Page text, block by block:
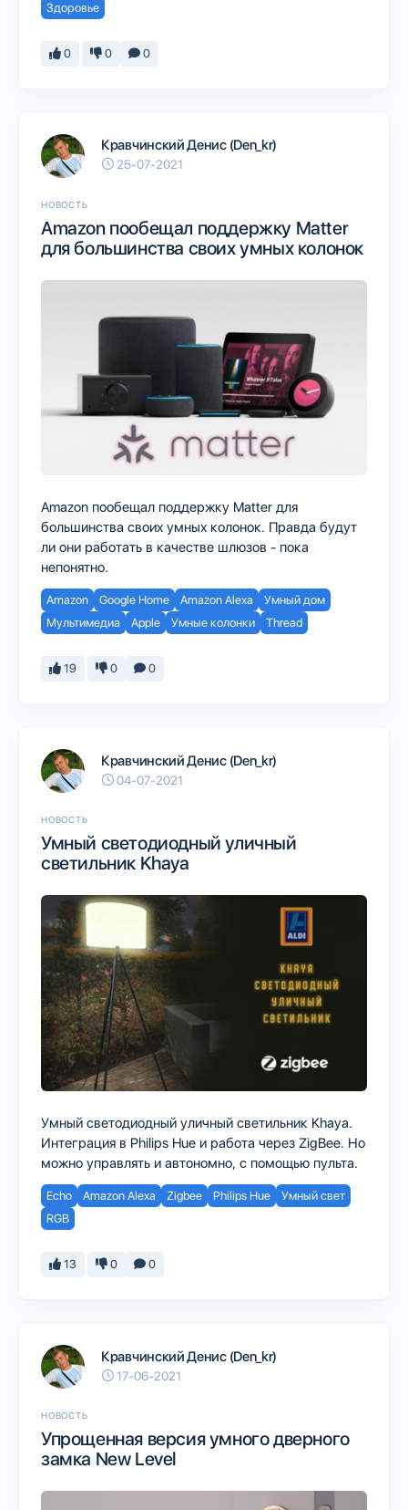
Здоровье
0 0 0
Кравчинский Денис (Den_kr)
25-07-2021
НОВОСТЬ
Amazon пообещал поддержку Matter
для большинства своих умных колонок
Amazon пообещал поддержку Matter для
большинства своих умных колонок. Правда будут
ли они работать в качестве шлюзов - пока
непонятно.
Amazon Google Home Amazon Alexa
Умный дом
Мультимедиа
Apple Умные колонки Thread
19 0 0
Кравчинский Денис (Den_kr)
04-07-2021
НОВОСТЬ
Умный светодиодный уличный
светильник Khaya
Умный светодиодный уличный светильник Khaya.
Интеграция в Philips Hue и работа через ZigBee. Но
можно управлять и автономно, с помощью пульта.
Echo Amazon Alexa Zigbee Philips Hue
Умный свет
RGB
13 0 0
Кравчинский Денис (Den_kr)
17-06-2021
НОВОСТЬ
Упрощенная версия умного дверного
замка New Level